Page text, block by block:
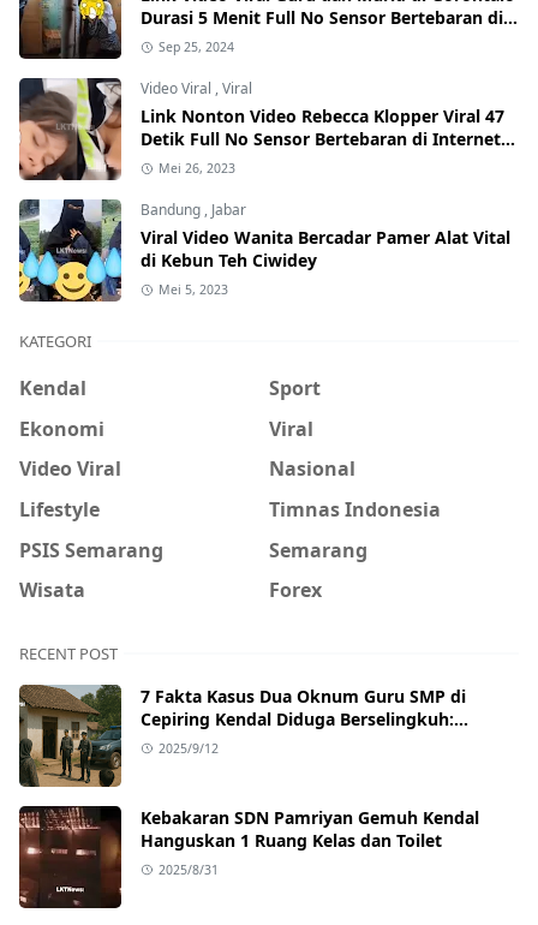
Durasi 5 Menit Full No Sensor Bertebaran di
Internet, Hati-Hati Phising!
Sep 25, 2024
Video Viral ,Viral
Link Nonton Video Rebecca Klopper Viral 47
Detik Full No Sensor Bertebaran di Internet,
Hati-Hati Phising!
Mei 26, 2023
Bandung , Jabar
Viral Video Wanita Bercadar Pamer Alat Vital
di Kebun Teh Ciwidey
Mei 5, 2023
KATEGORI
Kendal
Sport
Ekonomi
Viral
Video Viral
Nasional
Lifestyle
Timnas Indonesia
PSIS Semarang
Semarang
Wisata
Forex
RECENT POST
7 Fakta Kasus Dua Oknum Guru SMP di
Cepiring Kendal Diduga Berselingkuh:
Kronologi, Pengakuan, hingga Sanksi
2025/9/12
Kebakaran SDN Pamriyan Gemuh Kendal
Hanguskan 1 Ruang Kelas dan Toilet
2025/8/31